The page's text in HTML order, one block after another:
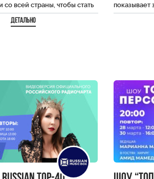
со всей страны, чтобы стать
социальных сетей. До
Детально
показывает
примере